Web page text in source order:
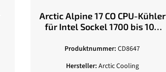
Arctic Alpine 17 CO CPU-Kühler
für Intel Sockel 1700 bis 100
Produktnummer: CD8647
Hersteller: Arctic Cooling